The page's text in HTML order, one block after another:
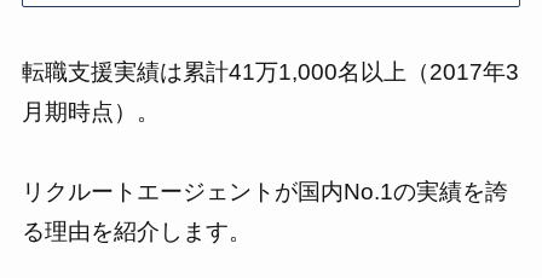
転職支援実績は累計41万1,000名以上（2017年3
月期時点）。
リクルートエージェントが国内No.1の実績を誇
る理由を紹介します。